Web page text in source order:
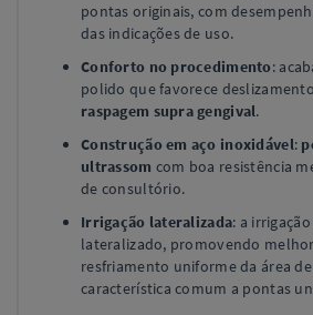
pontas originais, com
das indicações de uso.
Conforto no procedimento:
polido que favorece
raspagem supra gengival.
Construção em aço inoxidável:
ultrassom com boa resistência
de consultório.
Irrigação lateralizada: a
lateralizado, promovendo
resfriamento uniforme da área
característica comum a pontas